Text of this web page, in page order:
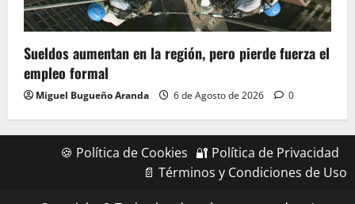
Sueldos aumentan en la región, pero pierde fuerza el
empleo formal
Miguel Bugueño Aranda 6 de Agosto de 2026 0
🍪 Política de Cookies 🔐 Política de Privacidad
📄 Términos y Condiciones de Uso